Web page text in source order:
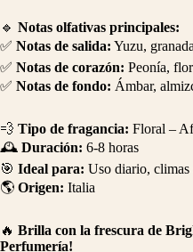
🔹 Notas olfativas principales:
✅ Notas de salida: Yuzu,
✅ Notas de corazón: Peonía,
✅ Notas de fondo: Ámbar,
💨 Tipo de fragancia: Floral –
🕰 Duración: 6-8 horas
🎯 Ideal para: Uso diario, climas
🌎 Origen: Italia
🔥 Brilla con la frescura de
Perfumería!